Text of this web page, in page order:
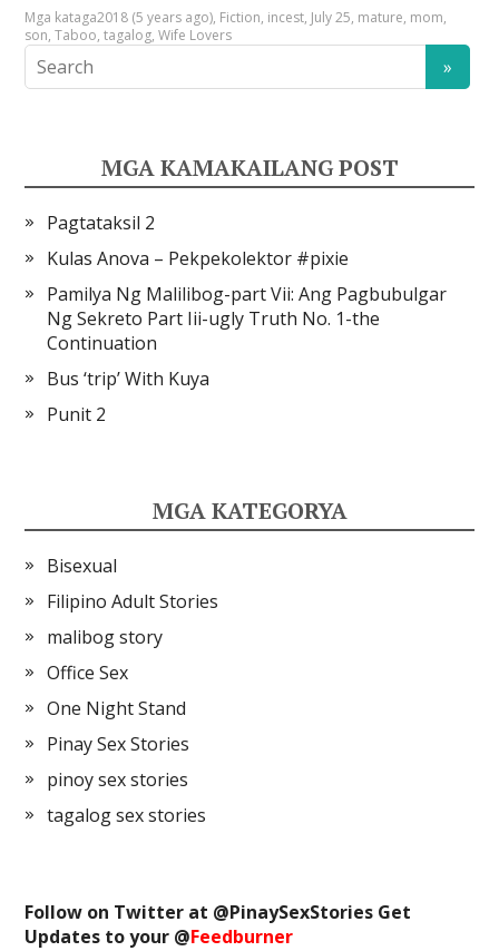
Mga kataga2018 (5 years ago), Fiction, incest, July 25, mature, mom,
son,Taboo,tagalog,Wife Lovers
MGA KAMAKAILANG POST
Pagtataksil 2
Kulas Anova – Pekpekolektor #pixie
Pamilya Ng Malilibog-part Vii: Ang Pagbubulgar
Ng Sekreto Part Iii-ugly Truth No. 1-the
Continuation
Bus ‘trip’ With Kuya
Punit 2
MGA KATEGORYA
Bisexual
Filipino Adult Stories
malibog story
Office Sex
One Night Stand
Pinay Sex Stories
pinoy sex stories
tagalog sex stories
Follow on Twitter at @PinaySexStories Get
Updates to your @Feedburner